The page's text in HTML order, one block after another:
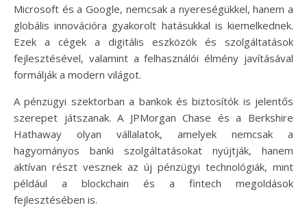
Microsoft és a Google, nemcsak a nyereségükkel, hanem a
globális innovációra gyakorolt hatásukkal is kiemelkednek.
Ezek a cégek a digitális eszközök és szolgáltatások
fejlesztésével, valamint a felhasználói élmény javításával
formálják a modern világot.
A pénzügyi szektorban a bankok és biztosítók is jelentős
szerepet játszanak. A JPMorgan Chase és a Berkshire
Hathaway olyan vállalatok, amelyek nemcsak a
hagyományos banki szolgáltatásokat nyújtják, hanem
aktívan részt vesznek az új pénzügyi technológiák, mint
például a blockchain és a fintech megoldások
fejlesztésében is.